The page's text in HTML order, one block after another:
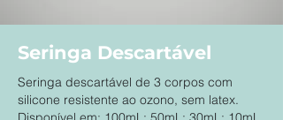
Seringa Descartável
Seringa descartável de 3 corpos com
silicone resistente ao ozono, sem latex.